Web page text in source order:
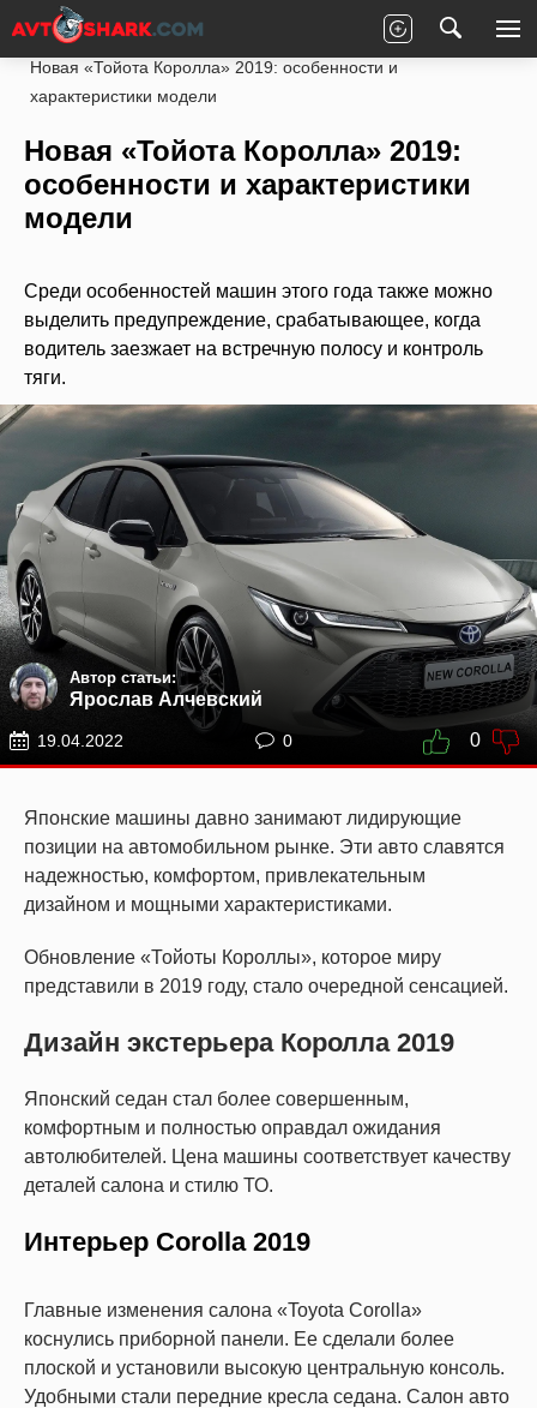
Главная Toyota
Новая «Тойота Королла» 2019: особенности и
характеристики модели
Новая «Тойота Королла» 2019:
особенности и характеристики
модели
Среди особенностей машин этого года также можно
выделить предупреждение, срабатывающее, когда
водитель заезжает на встречную полосу и контроль
тяги.
Автор статьи:
Ярослав Алчевский
19.04.2022 0 0
Японские машины давно занимают лидирующие
позиции на автомобильном рынке. Эти авто славятся
надежностью, комфортом, привлекательным
дизайном и мощными характеристиками.
Обновление «Тойоты Короллы», которое миру
представили в 2019 году, стало очередной сенсацией.
Дизайн экстерьера Королла 2019
Японский седан стал более совершенным,
комфортным и полностью оправдал ожидания
автолюбителей. Цена машины соответствует качеству
деталей салона и стилю ТО.
Интерьер Corolla 2019
Главные изменения салона «Toyota Corolla»
коснулись приборной панели. Ее сделали более
плоской и установили высокую центральную консоль.
Удобными стали передние кресла седана. Салон авто